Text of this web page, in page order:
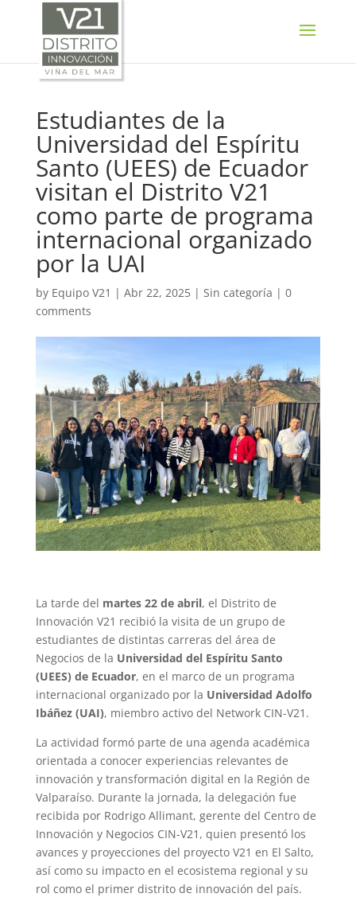
Estudiantes de la
Universidad del Espíritu
Santo (UEES) de Ecuador
visitan el Distrito V21
como parte de programa
internacional organizado
por la UAI
by Equipo V21 | Abr 22, 2025| Sin categoría | 0
comments
La tarde del martes 22 de abril, el Distrito de
Innovación V21 recibió la visita de un grupo de
estudiantes de distintas carreras del área de
Negocios de la Universidad del Espíritu Santo
(UEES) de Ecuador, en el marco de un programa
internacional organizado por la Universidad Adolfo
Ibáñez (UAI), miembro activo del Network CIN-V21.
La actividad formó parte de una agenda académica
orientada a conocer experiencias relevantes de
innovación y transformación digital en la Región de
Valparaíso. Durante la jornada, la delegación fue
recibida por Rodrigo Allimant, gerente del Centro de
Innovación y Negocios CIN-V21, quien presentó los
avances y proyecciones del proyecto V21 en El Salto,
así como su impacto en el ecosistema regional y su
rol como el primer distrito de innovación del país.
SELECT LANGUAGE ▼